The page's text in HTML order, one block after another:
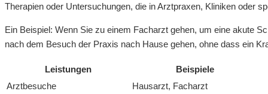
Therapien oder Untersuchungen, die in Arztpraxen, Kliniken oder
Ein Beispiel: Wenn Sie zu einem Facharzt gehen, um eine akute
nach dem Besuch der Praxis nach Hause gehen, ohne dass ein
Leistungen
Beispiele
Arztbesuche
Hausarzt, Facharzt